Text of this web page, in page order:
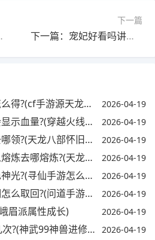
护者神装)
下一篇
下一篇：宠妃好看吗讲的什么(宠妃好看吗讲的什么内容)
手游源天龙怎么获得) 2026-04-19
火线手机版显示的血量怎么开) 2026-04-19
龙八部怀旧服哪里有礼包) 2026-04-19
天龙八部秘银溶剂怎么获得) 2026-04-19
游怎么开启五色神光任务) 2026-04-19
道手游角色过期哪里取回) 2026-04-19
眉派属性成长) 2026-04-19
武99神兽进修后属性) 2026-04-19